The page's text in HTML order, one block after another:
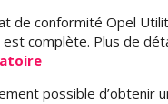
de conformité Opel
complète. Plus de
possible d’obtenir